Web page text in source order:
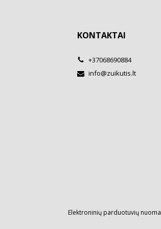
KONTAKTAI
+37068690884
info@zuikutis.lt
Elektroninių parduotuvių nuoma